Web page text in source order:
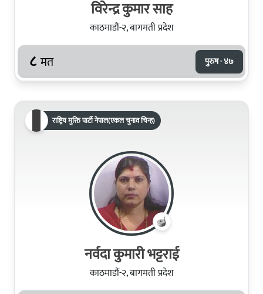
विरेन्द्र कुमार साह
काठमाडौं-२, बागमती प्रदेश
८ मत पुरुष · ४७
राष्ट्रिय मुक्ति पार्टी नेपाल(एकल चुनाव चिन्ह)
नर्वदा कुमारी भट्टराई
काठमाडौं-२, बागमती प्रदेश